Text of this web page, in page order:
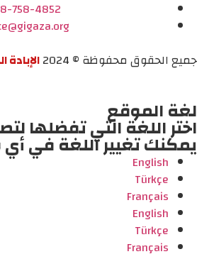
758-4852
جميع الحقوق محفوظة © 2024
لغة الموقع
اختر اللغة التي تفضلها
يمكنك تغيير اللغة في
English
Türkçe
Français
English
Türkçe
Français